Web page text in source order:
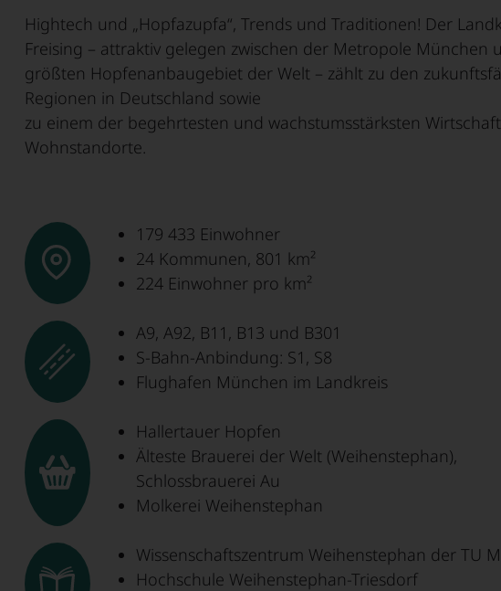
Vielfalt und unmittelbare Naturnähe
aufeinander – ein attraktiver Raum zum
Leben und Arbeiten, der Menschen
nachhaltig überzeugt.
und eine dynamische Start-up-Szene
schaffen ein vielfältiges, zukunftsfähiges
Umfeld mit besten Chancen für
Fachkräfte und Firmen.
Nano &
schaffen ein Umfeld, in dem laufend
neue Ideen entstehen und zu
marktfähigen Lösungen werden.
Mehr erfahren
und intelligente Verkehrslösungen
sichern Lebensqualität und
Zukunftsfähigkeit der gesamten Region.
Mehr erfahren
Mehr erfahren
Hightech und „Hopfazupfa“, Trends und Traditionen! Der
Freising – attraktiv gelegen zwischen der Metropole München
größten Hopfenanbaugebiet der Welt – zählt zu den
Regionen in Deutschland sowie
zu einem der begehrtesten und wachstumsstärksten
Wohnstandorte.
179 433 Einwohner
24 Kommunen, 801 km²
224 Einwohner pro km²
A9, A92, B11, B13 und B301
S-Bahn-Anbindung: S1, S8
Flughafen München im Landkreis
Hallertauer Hopfen
Älteste Brauerei der Welt (Weihenstephan),
Schlossbrauerei Au
Molkerei Weihenstephan
Wissenschaftszentrum Weihenstephan der TU
Hochschule Weihenstephan-Triesdorf